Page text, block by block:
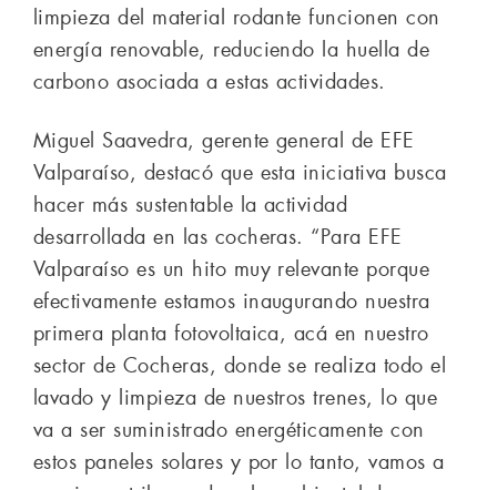
limpieza del material rodante funcionen con
energía renovable, reduciendo la huella de
carbono asociada a estas actividades.
Miguel Saavedra, gerente general de EFE
Valparaíso, destacó que esta iniciativa busca
hacer más sustentable la actividad
desarrollada en las cocheras. “Para EFE
Valparaíso es un hito muy relevante porque
efectivamente estamos inaugurando nuestra
primera planta fotovoltaica, acá en nuestro
sector de Cocheras, donde se realiza todo el
lavado y limpieza de nuestros trenes, lo que
va a ser suministrado energéticamente con
estos paneles solares y por lo tanto, vamos a